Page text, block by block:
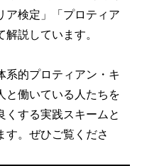
ア検定」「プロティア
説しています。
系的プロティアン・キ
と働いている人たちを
くする実践スキームと
す。ぜひご覧くださ